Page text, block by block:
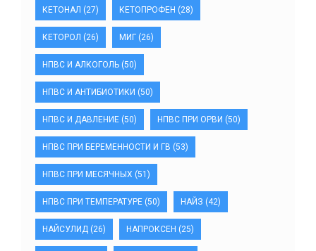
КЕТОНАЛ (27) КЕТОПРОФЕН (28)
КЕТОРОЛ (26) МИГ (26)
НПВС И АЛКОГОЛЬ (50)
НПВС И АНТИБИОТИКИ (50)
НПВС И ДАВЛЕНИЕ (50) НПВС ПРИ ОРВИ (50)
НПВС ПРИ БЕРЕМЕННОСТИ И ГВ (53)
НПВС ПРИ МЕСЯЧНЫХ (51)
НПВС ПРИ ТЕМПЕРАТУРЕ (50) НАЙЗ (42)
НАЙСУЛИД (26) НАПРОКСЕН (25)